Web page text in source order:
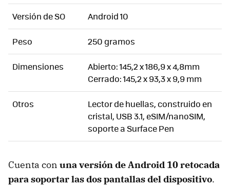
Versión de SO Android 10
Peso 250 gramos
Dimensiones
Abierto: 145,2 x 186,9 x 4,8mm
Cerrado: 145,2 x 93,3 x 9,9 mm
Otros
Lector de huellas, construido en
cristal, USB 3.1, eSIM/nanoSIM,
soporte a Surface Pen
Cuenta con una versión de Android 10 retocada
para soportar las dos pantallas del dispositivo.